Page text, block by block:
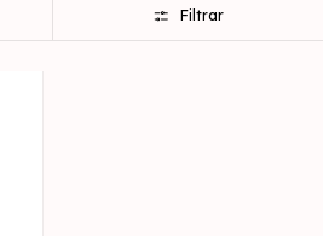
Filtrar